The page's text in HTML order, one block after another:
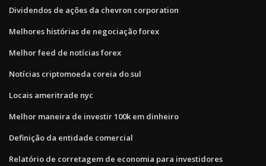
Dividendos de ações da chevron corporation
Melhores histórias de negociação forex
Melhor feed de notícias forex
Notícias criptomoeda coreia do sul
Locais ameritrade nyc
Melhor maneira de investir 100k em dinheiro
Definição da entidade comercial
Relatório de corretagem de economia para investidores